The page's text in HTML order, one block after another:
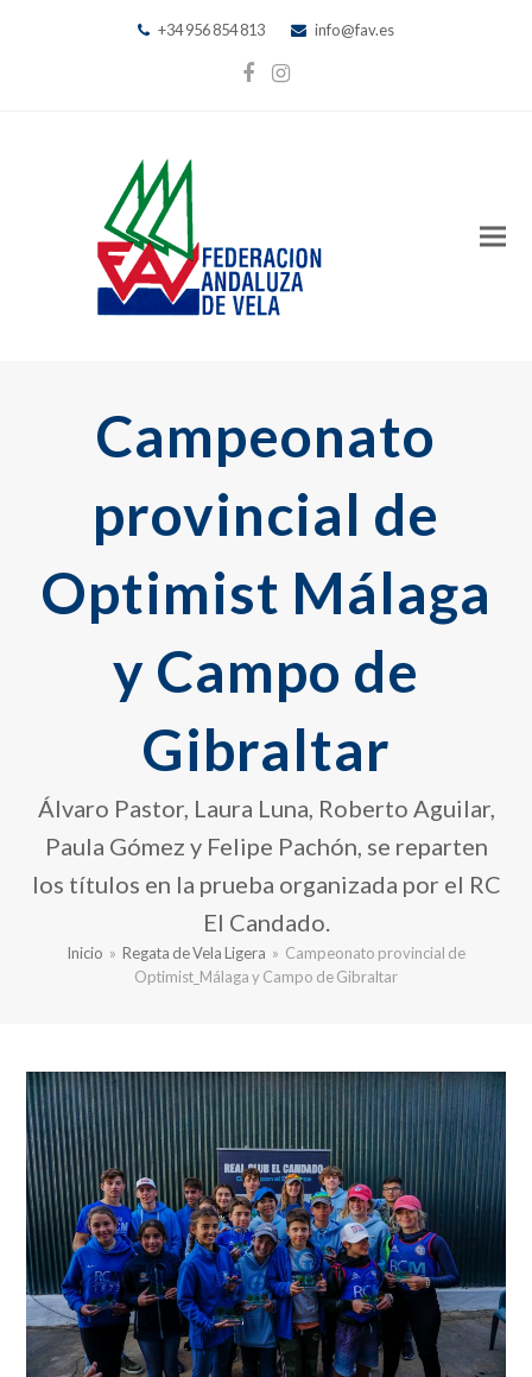
+34 956 854 813 info@fav.es
Facebook
Instagram
Campeonato
provincial de
Optimist Málaga
y Campo de
Gibraltar
Álvaro Pastor, Laura Luna, Roberto Aguilar,
Paula Gómez y Felipe Pachón, se reparten
los títulos en la prueba organizada por el RC
El Candado.
Inicio » Regata de Vela Ligera » Campeonato provincial de
Optimist_Málaga y Campo de Gibraltar